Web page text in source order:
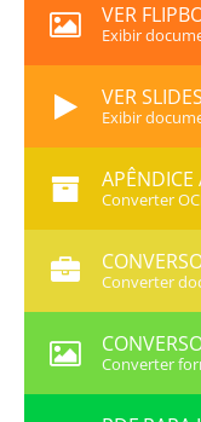
VER
Exibir
VER
Exibir
Converter
Converter
Converter